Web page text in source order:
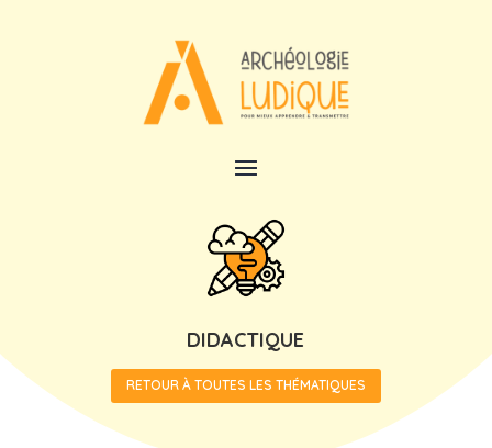
DIDACTIQUE
RETOUR À TOUTES LES THÉMATIQUES